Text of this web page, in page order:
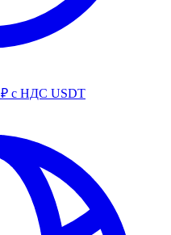
₽ с НДС USDT